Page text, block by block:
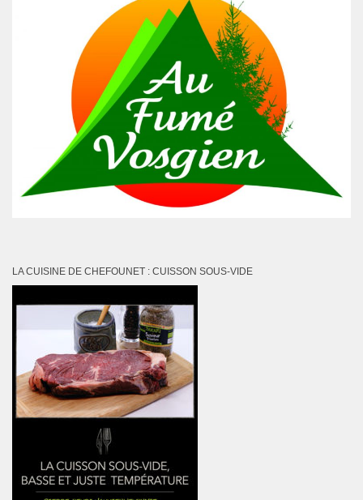
LA CUISINE DE CHEFOUNET : CUISSON SOUS-VIDE